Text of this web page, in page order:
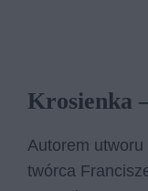
Krosienka
Autorem utworu
twórca